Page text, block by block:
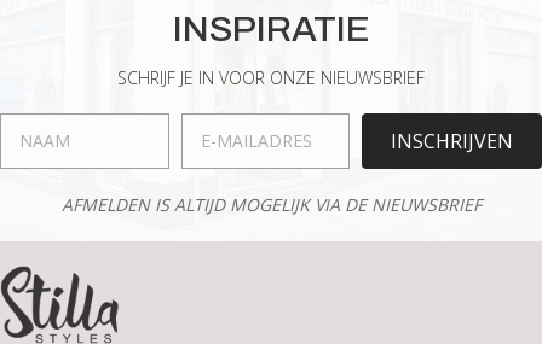
INSPIRATIE
SCHRIJF JE IN VOOR ONZE NIEUWSBRIEF
INSCHRIJVEN
AFMELDEN IS ALTIJD MOGELIJK VIA DE NIEUWSBRIEF